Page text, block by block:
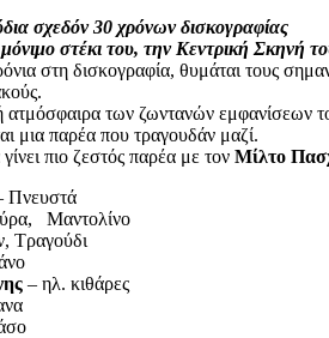
σχεδόν 30 χρόνων δισκογραφίας
στέκι του, την Κεντρική Σκηνή
στη δισκογραφία, θυμάται τους
ατμόσφαιρα των ζωντανών εμφανίσεων
μια παρέα που τραγουδάν μαζί.
πιο ζεστός παρέα με τον Μίλτο
Πνευστά
Μαντολίνο
Τραγούδι
– ηλ. κιθάρες